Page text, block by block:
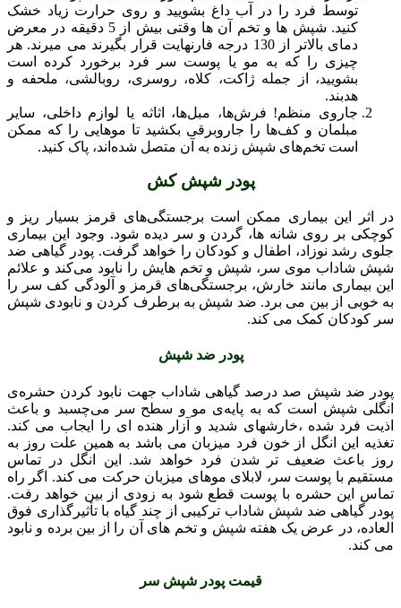
توسط فرد را در آب داغ بشویید و روی حرارت زیاد خشک
کنید. شپش ها و تخم آن ها وقتی بیش از 5 دقیقه در معرض
دمای بالاتر از 130 درجه فارنهایت قرار بگیرند می میرند. هر
چیزی را که به مو یا پوست سر فرد برخورد کرده است
بشویید، از جمله ژاکت، کلاه، روسری، روبالشی، ملحفه و
هدبند.
جاروی منظم! فرش‌ها، مبل‌ها، اثاثه یا لوازم داخلی، سایر
مبلمان و کف‌ها را جاروبرقی بکشید تا موهایی را که ممکن
است تخم‌های شپش زنده به آن متصل شده‌اند، پاک کنید.
پودر شپش کش
در اثر این بیماری ممکن است برجستگی‌های قرمز بسیار ریز و
کوچکی بر روی شانه ها، گردن و سر دیده شود. وجود این بیماری
جلوی رشد نوزاد، اطفال و کودکان را خواهد گرفت. پودر گیاهی ضد
شپش شاداب موی سر، شپش و تخم هایش را نابود می‌کند و علائم
این بیماری مانند خارش، برجستگی‌های قرمز و آلودگی کف سر را
به خوبی از بین می برد. ضد شپش به برطرف کردن و نابودی شپش
سر کودکان کمک می کند.
پودر ضد شپش
پودر ضد شپش صد درصد گیاهی شاداب جهت نابود کردن حشره‌ی
انگلی شپش است که به پایه‌ی مو و سطح سر می‌چسبد و باعث
اذیت فرد شده ،خارشهای شدید و آزار هنده ای را ایجاب می کند.
تغذیه این انگل از خون فرد میزبان می باشد به همین علت روز به
روز باعث ضعیف تر شدن فرد خواهد شد. این انگل در تماس
مستقیم با پوست سر، لابلای موهای میزبان حرکت می کند. اگر راه
تماس این حشره با پوست قطع شود به زودی از بین خواهد رفت.
پودر گیاهی ضد شپش شاداب ترکیبی از چند گیاه با تأثیرگذاری فوق
العاده، در عرض یک هفته شپش و تخم های آن را از بین برده و نابود
می کند.
قیمت پودر شپش سر